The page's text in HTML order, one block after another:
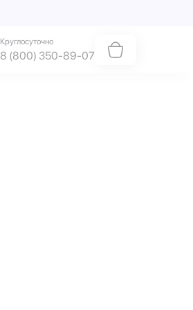
Круглосуточно
8 (800) 350-89-07